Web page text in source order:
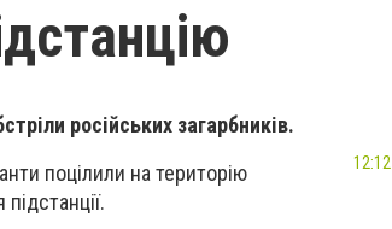
російських загарбників.
поцілили на територію
12:12